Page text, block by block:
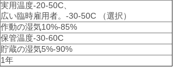
実用温度-20-50C、
広い臨時雇用者。-30-50C （選択）
作動の湿気10%-85%
保管温度-30-60C
貯蔵の湿気5%-90%
1年